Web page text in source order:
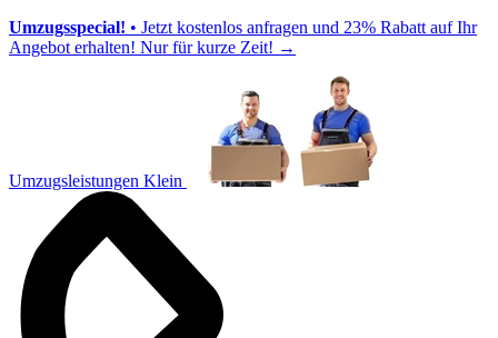
Umzugsspecial! • Jetzt kostenlos anfragen und 23% Rabatt auf Ihr
Angebot erhalten! Nur für kurze Zeit! →
Umzugsleistungen Klein